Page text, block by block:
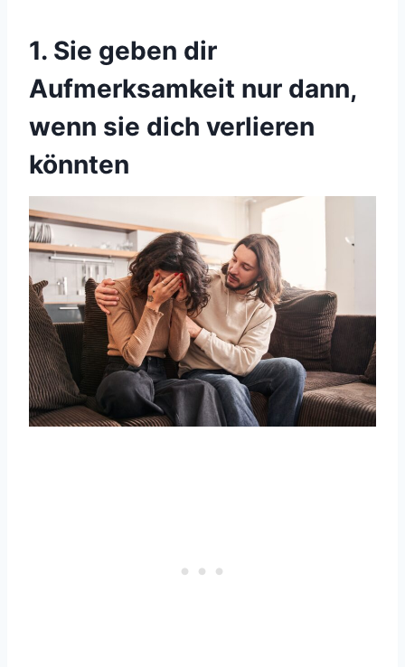
1. Sie geben dir
Aufmerksamkeit nur dann,
wenn sie dich verlieren
könnten